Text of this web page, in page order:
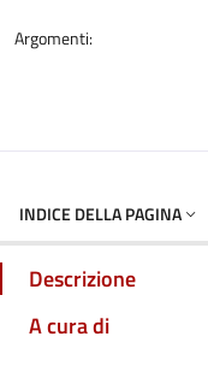
Argomenti:
INDICE DELLA PAGINA
Descrizione
A cura di